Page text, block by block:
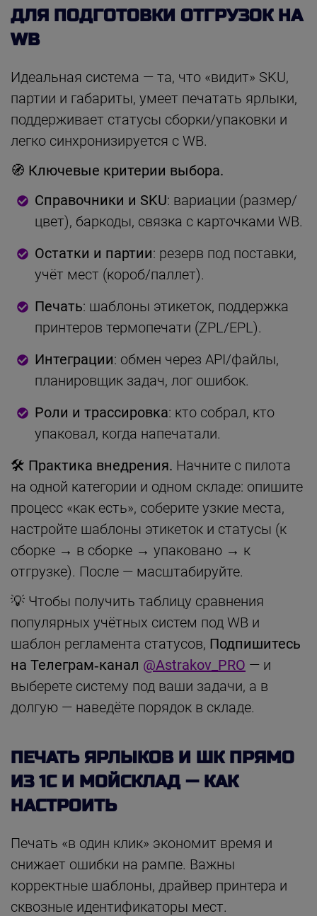
ДЛЯ ПОДГОТОВКИ ОТГРУЗОК НА
WB
Идеальная система — та, что «видит» SKU,
партии и габариты, умеет печатать ярлыки,
поддерживает статусы сборки/упаковки и
легко синхронизируется с WB.
🧭 Ключевые критерии выбора.
Справочники и SKU: вариации (размер/
цвет), баркоды, связка с карточками WB.
Остатки и партии: резерв под поставки,
учёт мест (короб/паллет).
Печать: шаблоны этикеток, поддержка
принтеров термопечати (ZPL/EPL).
Интеграции: обмен через API/файлы,
планировщик задач, лог ошибок.
Роли и трассировка: кто собрал, кто
упаковал, когда напечатали.
🛠 Практика внедрения. Начните с пилота
на одной категории и одном складе: опишите
процесс «как есть», соберите узкие места,
настройте шаблоны этикеток и статусы (к
сборке → в сборке → упаковано → к
отгрузке). После — масштабируйте.
💡 Чтобы получить таблицу сравнения
популярных учётных систем под WB и
шаблон регламента статусов, Подпишитесь
на Телеграм‑канал @Astrakov_PRO — и
выберете систему под ваши задачи, а в
долгую — наведёте порядок в складе.
ПЕЧАТЬ ЯРЛЫКОВ И ШК ПРЯМО
ИЗ 1С И МОЙСКЛАД — КАК
НАСТРОИТЬ
Печать «в один клик» экономит время и
снижает ошибки на рампе. Важны
корректные шаблоны, драйвер принтера и
сквозные идентификаторы мест.